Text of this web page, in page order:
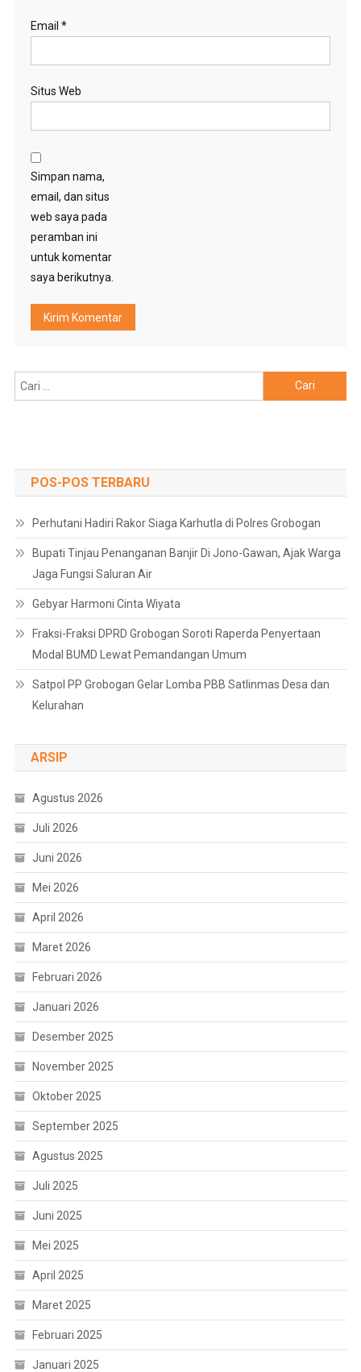
Email *
Situs Web
Simpan nama,
email, dan situs
web saya pada
peramban ini
untuk komentar
saya berikutnya.
untuk:
POS-POS TERBARU
Perhutani Hadiri Rakor Siaga Karhutla di Polres Grobogan
Bupati Tinjau Penanganan Banjir Di Jono-Gawan, Ajak Warga
Jaga Fungsi Saluran Air
Gebyar Harmoni Cinta Wiyata
Fraksi-Fraksi DPRD Grobogan Soroti Raperda Penyertaan
Modal BUMD Lewat Pemandangan Umum
Satpol PP Grobogan Gelar Lomba PBB Satlinmas Desa dan
Kelurahan
ARSIP
Agustus 2026
Juli 2026
Juni 2026
Mei 2026
April 2026
Maret 2026
Februari 2026
Januari 2026
Desember 2025
November 2025
Oktober 2025
September 2025
Agustus 2025
Juli 2025
Juni 2025
Mei 2025
April 2025
Maret 2025
Februari 2025
Januari 2025